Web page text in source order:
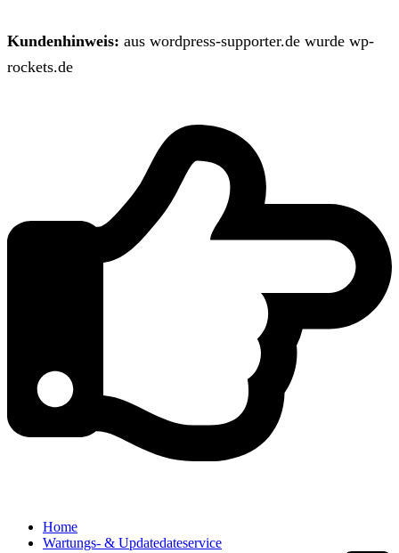
Kundenhinweis: aus wordpress-supporter.de wurde wp-
rockets.de
Home
Wartungs- & Updatedateservice